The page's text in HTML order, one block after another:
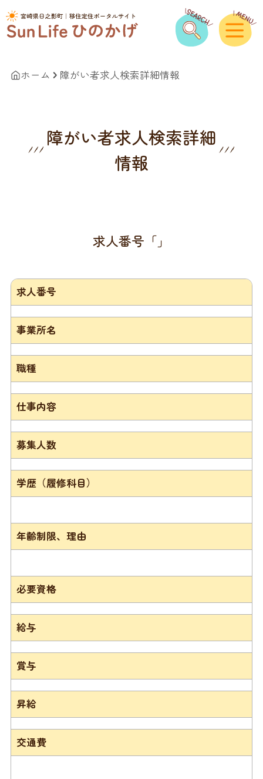
ホーム 障がい者求人検索詳細情報
障がい者求人検索詳細
情報
求人番号「」
求人番号
事業所名
職種
仕事内容
募集人数
学歴（履修科目）
年齢制限、理由
必要資格
給与
賞与
昇給
交通費